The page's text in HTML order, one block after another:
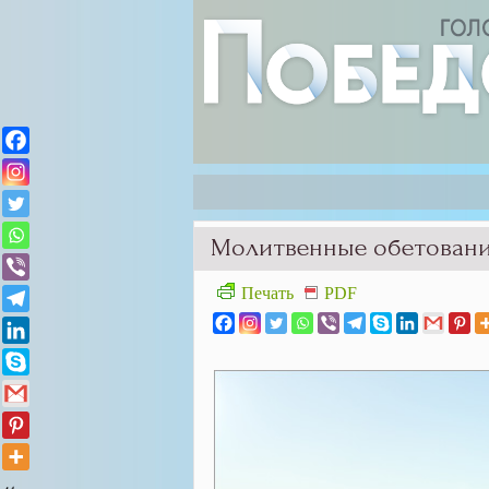
Молитвенные
Печать PDF